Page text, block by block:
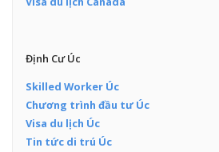
Định Cư Úc
Skilled Worker Úc
Chương trình đầu tư Úc
Visa du lịch Úc
Tin tức di trú Úc